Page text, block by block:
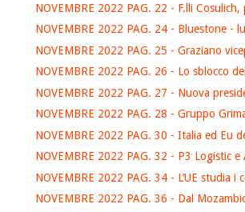
NOVEMBRE 2022 PAG. 22 - F.lli Cosulich,
NOVEMBRE 2022 PAG. 24 - Bluestone -
NOVEMBRE 2022 PAG. 25 - Graziano
NOVEMBRE 2022 PAG. 26 - Lo sblocco
NOVEMBRE 2022 PAG. 27 - Nuova
NOVEMBRE 2022 PAG. 28 - Gruppo
NOVEMBRE 2022 PAG. 30 - Italia ed Eu
NOVEMBRE 2022 PAG. 32 - P3 Logistic e
NOVEMBRE 2022 PAG. 34 - L’UE studia i
NOVEMBRE 2022 PAG. 36 - Dal